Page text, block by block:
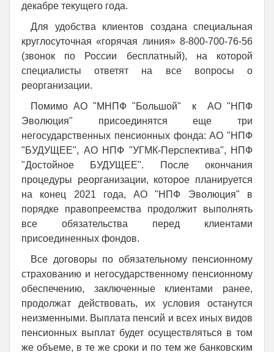
декабре текущего года.
Для удобства клиентов создана специальная
круглосуточная «горячая линия» 8-800-700-76-56
(звонок по России бесплатный), на которой
специалисты ответят на все вопросы о
реорганизации.
Помимо АО "МНПФ "Большой" к АО "НПФ
Эволюция" присоединятся еще три
негосударственных пенсионных фонда: АО "НПФ
"БУДУЩЕЕ", АО НПФ "УГМК-Перспектива", НПФ
"Достойное БУДУЩЕЕ". После окончания
процедуры реорганизации, которое планируется
на конец 2021 года, АО "НПФ Эволюция" в
порядке правопреемства продолжит выполнять
все обязательства перед клиентами
присоединенных фондов.
Все договоры по обязательному пенсионному
страхованию и негосударственному пенсионному
обеспечению, заключенные клиентами ранее,
продолжат действовать, их условия останутся
неизменными. Выплата пенсий и всех иных видов
пенсионных выплат будет осуществляться в том
же объеме, в те же сроки и по тем же банковским